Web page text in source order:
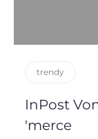
trendy
InPost
'merce